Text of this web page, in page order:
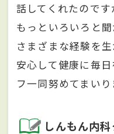
話してくれたので
もっといろいろと聞
さまざまな経験を
安心して健康に毎
フ一同努めてまいり
しんもん内